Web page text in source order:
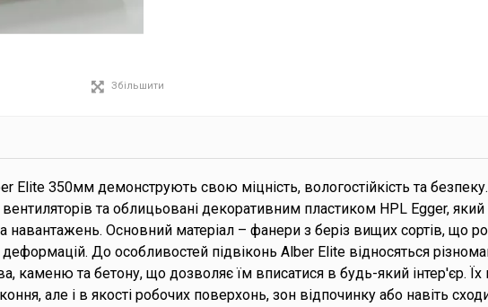
Збільшити
Elite 350мм демонструють свою міцність, вологостійкість та
та облицьовані декоративним пластиком HPL Egger, який
Основний матеріал – фанери з беріз вищих сортів, що
До особливостей підвіконь Alber Elite відносяться
каменю та бетону, що дозволяє їм вписатися в будь-який інтер'єр.
але і в якості робочих поверхонь, зон відпочинку або навіть